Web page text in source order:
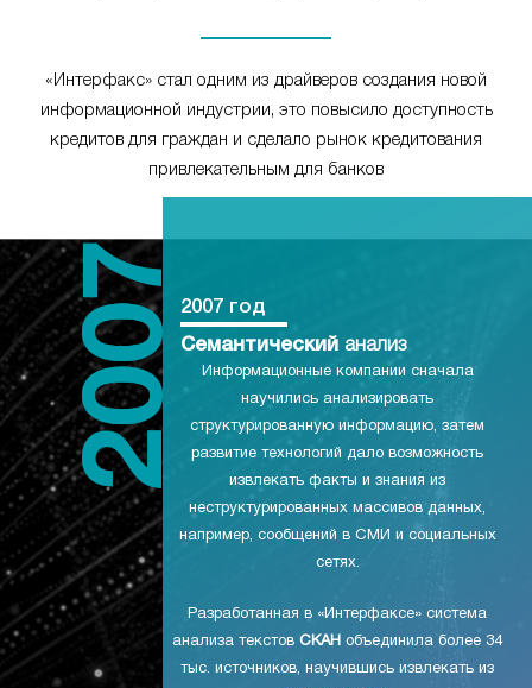
«Интерфакс» стал одним из драйверов создания новой
информационной индустрии, это повысило доступность
кредитов для граждан и сделало рынок кредитования
привлекательным для банков
2007 год
Семантический анализ
Информационные компании сначала
научились анализировать
структурированную информацию, затем
развитие технологий дало возможность
извлекать факты и знания из
неструктурированных массивов данных,
например, сообщений в СМИ и социальных
сетях.
Разработанная в «Интерфаксе» система
анализа текстов СКАН объединила более 34
тыс. источников, научившись извлекать из